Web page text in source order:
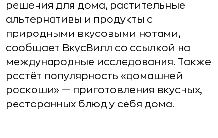
решения для дома, растительные
альтернативы и продукты с
природными вкусовыми нотами,
сообщает ВкусВилл со ссылкой на
международные исследования. Также
растёт популярность «домашней
роскоши» — приготовления вкусных,
ресторанных блюд у себя дома.